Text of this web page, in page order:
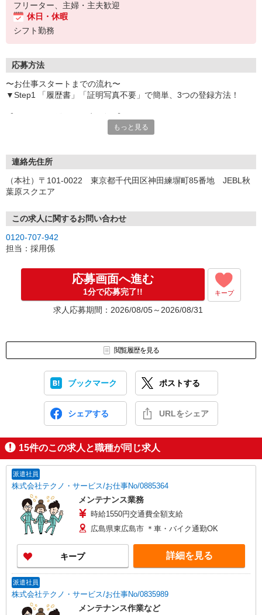
フリーター、主婦・主夫歓迎
休日・休暇
シフト勤務
応募方法
〜お仕事スタートまでの流れ〜
▼Step1 「履歴書」「証明写真不要」で簡単、3つの登録方法！
いつでも好きな時間に登録OK
受付時間/平日9:00〜19:00
【来場登録（目安1時間30分）】
▼Step2 全国にあるお仕事の中から、あなたにピッタリのお仕事を
ご案内
▼Step3 就業前に職場見学で気になる事はしっかりチェック！
応募⇒最短で2日後からの勤務も可能です！
もっと見る
連絡先住所
（本社）〒101-0022 東京都千代田区神田練塀町85番地 JEBL秋
葉原スクエア
この求人に関するお問い合わせ
0120-707-942
担当：採用係
応募画面へ進む
1分で応募完了!! キープ
求人応募期間：2026/08/05～2026/08/31
閲覧履歴を見る
ブックマーク ポストする
シェアする URLをシェア
15件のこの求人と職種が同じ求人
派遣社員
株式会社テクノ・サービス/お仕事No/0885364
メンテナンス業務
時給1550円交通費全額支給
広島県東広島市 ＊車・バイク通勤OK
キープ 詳細を見る
派遣社員
株式会社テクノ・サービス/お仕事No/0835989
メンテナンス作業など